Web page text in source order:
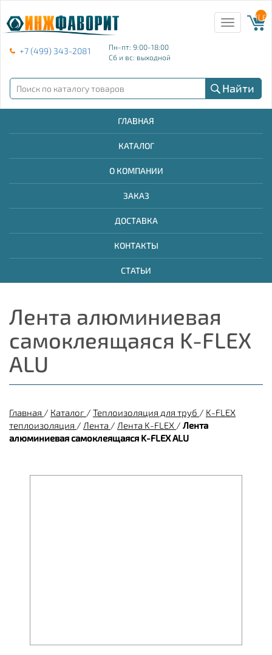
+7 (499) 343-2081
Пн-пт: 9:00-18:00
Сб и вс: выходной
Toggle
navigation
{{
Найти
ГЛАВНАЯ
КАТАЛОГ
О КОМПАНИИ
ЗАКАЗ
ДОСТАВКА
КОНТАКТЫ
СТАТЬИ
Лента алюминиевая
самоклеящаяся K-FLEX
ALU
Главная / Каталог / Теплоизоляция для труб / K-FLEX
теплоизоляция / Лента / Лента K-FLEX / Лента
алюминиевая самоклеящаяся K-FLEX ALU